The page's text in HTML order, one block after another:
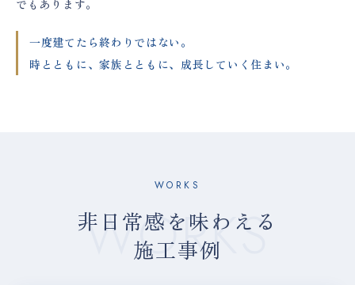
でもあります。
一度建てたら終わりではない。
時とともに、家族とともに、成長していく住まい。
WORKS
非日常感を味わえる
施工事例